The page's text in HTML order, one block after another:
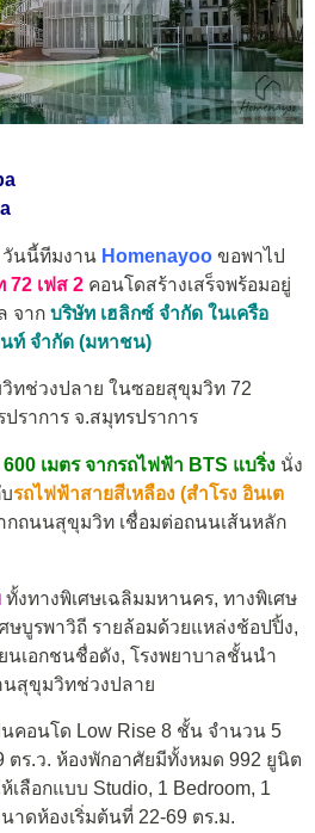
นนี้ทีมงาน Homenayoo ขอพาไป
72 เฟส 2 คอนโดสร้างเสร็จพร้อมอยู่
จาก บริษัท เฮลิกซ์ จำกัด ในเครือ
ท์ จำกัด (มหาชน)
ทช่วงปลาย ในซอยสุขุมวิท 72
ปราการ จ.สมุทรปราการ
เมตร จากรถไฟฟ้า BTS แบริ่ง นั่ง
รถไฟฟ้าสายสีเหลือง (สำโรง อินเต
กถนนสุขุมวิท เชื่อมต่อถนนเส้นหลัก
ทั้งทางพิเศษเฉลิมมหานคร, ทางพิเศษ
ษบูรพาวิถี รายล้อมด้วยแหล่งช้อปปิ้ง,
นเอกชนชื่อดัง, โรงพยาบาลชั้นนำ
นสุขุมวิทช่วงปลาย
นคอนโด Low Rise 8 ชั้น จำนวน 5
ตร.ว. ห้องพักอาศัยมีทั้งหมด 992 ยูนิต
ลือกแบบ Studio, 1 Bedroom, 1
าดห้องเริ่มต้นที่ 22-69 ตร.ม.